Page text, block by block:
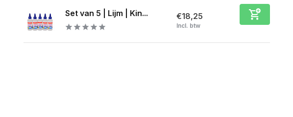
Set van 5 | Lijm | Kin... €18,25
Incl. btw